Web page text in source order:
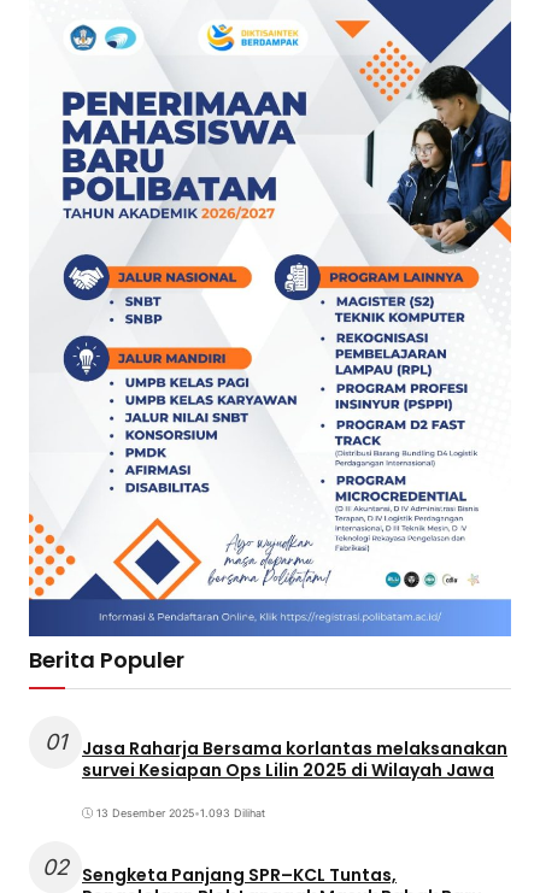
Berita Populer
01
Jasa Raharja Bersama korlantas melaksanakan
survei Kesiapan Ops Lilin 2025 di Wilayah Jawa
13 Desember 2025•1.093 Dilihat
02 Sengketa Panjang SPR–KCL Tuntas,